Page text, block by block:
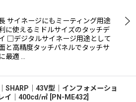
サイネージにもミーティング用途
に使えるミドルサイズのタッチデ
□デジタルサイネージ用途として
と高精度タッチパネルでタッチサ
最適 …
SHARP｜43V型｜インフォメーショ
イ｜400cd/㎡
PN-ME432